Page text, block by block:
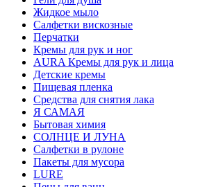
Жидкое мыло
Салфетки вискозные
Перчатки
Кремы для рук и ног
AURA Кремы для рук и лица
Детские кремы
Пищевая пленка
Средства для снятия лака
Я САМАЯ
Бытовая химия
СОЛНЦЕ И ЛУНА
Салфетки в рулоне
Пакеты для мусора
LURE